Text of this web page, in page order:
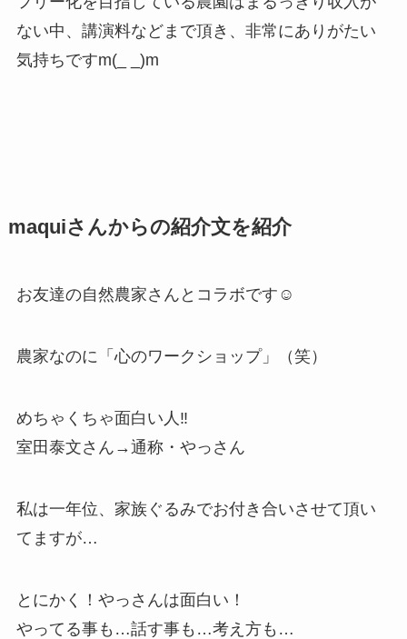
ない中、講演料などまで頂き、非常にありがたい
気持ちですm(_ _)m
maquiさんからの紹介文を紹介
お友達の自然農家さんとコラボです☺︎
農家なのに「心のワークショップ」（笑）
めちゃくちゃ面白い人‼︎
室田泰文さん→通称・やっさん
私は一年位、家族ぐるみでお付き合いさせて頂い
てますが…
とにかく！やっさんは面白い！
やってる事も…話す事も…考え方も…